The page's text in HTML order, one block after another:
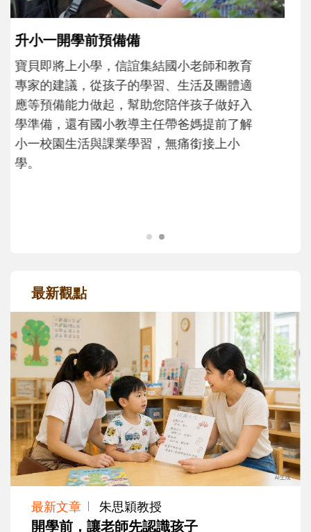
正嘗試用不同的模樣，參與孩子每個重要的
最新觀點
最新文章 朱思穎教授
開學前，讓老師先認識孩子